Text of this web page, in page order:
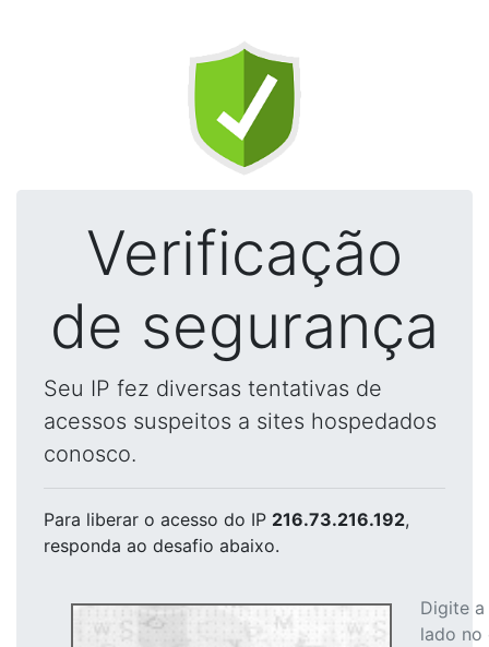
Verificação
de segurança
Seu IP fez diversas tentativas de
acessos suspeitos a sites hospedados
conosco.
Para liberar o acesso do IP 216.73.216.192,
responda ao desafio abaixo.
Digite
lado no